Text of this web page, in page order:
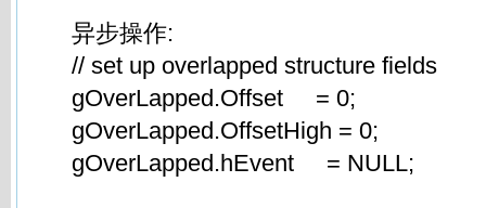
异步操作:
// set up overlapped structure fields
gOverLapped.Offset = 0;
gOverLapped.OffsetHigh = 0;
gOverLapped.hEvent = NULL;